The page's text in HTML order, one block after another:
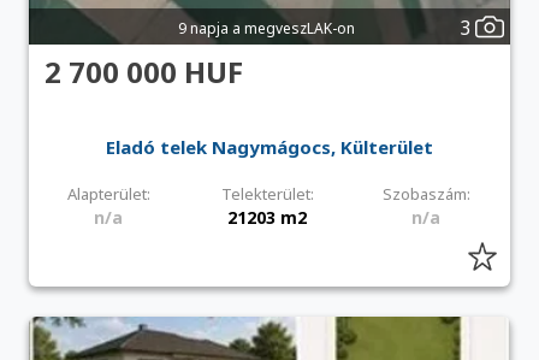
9 napja a megveszLAK-on 3
2 700 000 HUF
Eladó telek Nagymágocs, Külterület
Alapterület: Telekterület: Szobaszám:
n/a 21203 m2 n/a